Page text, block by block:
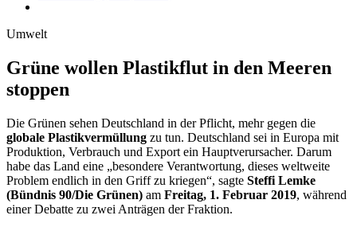
Umwelt
Grüne wollen Plastikflut in den Meeren
stoppen
Die Grünen sehen Deutschland in der Pflicht, mehr gegen die
globale Plastikvermüllung zu tun. Deutschland sei in Europa mit
Produktion, Verbrauch und Export ein Hauptverursacher. Darum
habe das Land eine „besondere Verantwortung, dieses weltweite
Problem endlich in den Griff zu kriegen“, sagte Steffi Lemke
(Bündnis 90/Die Grünen) am Freitag, 1. Februar 2019, während
einer Debatte zu zwei Anträgen der Fraktion.